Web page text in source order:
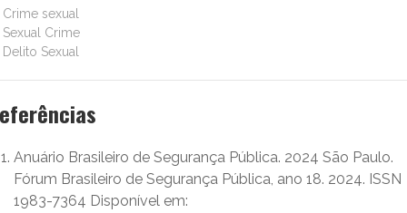
Crime sexual
Sexual Crime
Delito Sexual
Anuário Brasileiro de Segurança Pública. 2024 São Paulo.
Fórum Brasileiro de Segurança Pública, ano 18. 2024. ISSN
1983-7364 Disponível em: